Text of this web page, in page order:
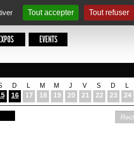
Tout accepter Tout refuser
EVENTS
D
16 17
M
18
M
19
J
20
V
21
S
22
D
23 24